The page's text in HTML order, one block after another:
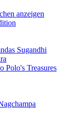
anzeigen
Sugandhi
Polo's Treasures